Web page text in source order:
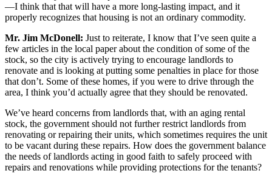
—I think that that will have a more long-lasting impact, and it
properly recognizes that housing is not an ordinary commodity.
Mr. Jim McDonell: Just to reiterate, I know that I’ve seen quite a
few articles in the local paper about the condition of some of the
stock, so the city is actively trying to encourage landlords to
renovate and is looking at putting some penalties in place for those
that don’t. Some of these homes, if you were to drive through the
area, I think you’d actually agree that they should be renovated.
We’ve heard concerns from landlords that, with an aging rental
stock, the government should not further restrict landlords from
renovating or repairing their units, which sometimes requires the unit
to be vacant during these repairs. How does the government balance
the needs of landlords acting in good faith to safely proceed with
repairs and renovations while providing protections for the tenants?